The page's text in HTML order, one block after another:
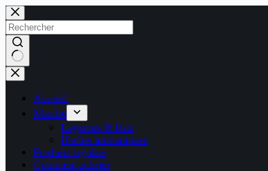
Passer
au
contenu
Aucun
résultat
Accueil
Marche
Legumes & frais
Herbes aromatiques
Produits togolais
Comment acheter